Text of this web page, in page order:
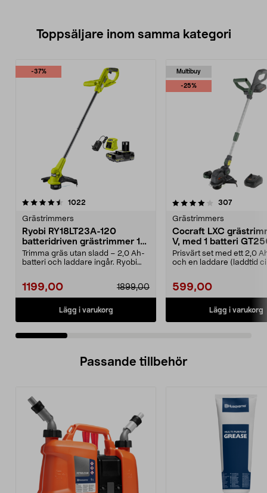
Toppsäljare inom samma kategori
-37%
1022
Grästrimmers
Ryobi RY18LT23A-120
batteridriven grästrimmer 18
V
Trimma gräs utan sladd – 2,0 Ah-
batteri och laddare ingår. Ryobi
1199,00 1899,00
Lägg i varukorg
Multibuy
-25%
4.0 av 5 stjärnor 307
Grästrimmers
Cocraft LXC
V, med 1 batteri
Prisvärt set med ett 2,0
och en laddare (laddtid
599,00
Lägg i varukorg
4.5 av 5 stjärnor
Passande tillbehör